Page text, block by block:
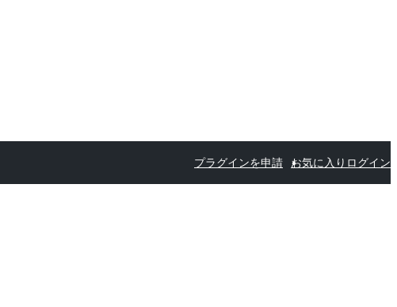
プラグインを申請 お気に入り ログイン